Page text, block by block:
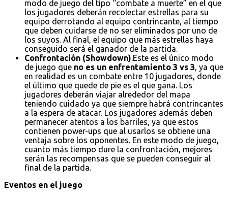
modo de juego del tipo “combate a muerte” en el que
los jugadores deberán recolectar estrellas para su
equipo derrotando al equipo contrincante, al tiempo
que deben cuidarse de no ser eliminados por uno de
los suyos. Al final, el equipo que más estrellas haya
conseguido será el ganador de la partida.
Confrontación (Showdown).Este es el único modo
de juego que no es un enfrentamiento 3 vs 3, ya que
en realidad es un combate entre 10 jugadores, donde
el último que quede de pie es el que gana. Los
jugadores deberán viajar alrededor del mapa
teniendo cuidado ya que siempre habrá contrincantes
a la espera de atacar. Los jugadores además deben
permanecer atentos a los barriles, ya que estos
contienen power-ups que al usarlos se obtiene una
ventaja sobre los oponentes. En este modo de juego,
cuanto más tiempo dure la confrontación, mejores
serán las recompensas que se pueden conseguir al
final de la partida.
Eventos en el juego